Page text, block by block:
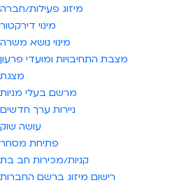
מיזוג פעילות/חברה
מינוי דירקטור
מינוי נושא משרה
מצבת התחיבויות ומועדי פרעון
מצגת
מרשם בעלי מניות
ניירות ערך חדשים
עושה שוק
פתיחת מסחר
קניות/מכירות חב בת
רישום מיזוג ברשם החברות